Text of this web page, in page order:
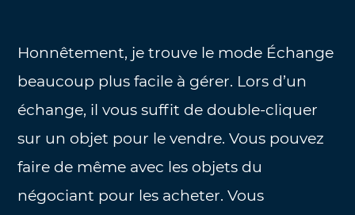
Honnêtement, je trouve le mode Échange
beaucoup plus facile à gérer. Lors d’un
échange, il vous suffit de double-cliquer
sur un objet pour le vendre. Vous pouvez
faire de même avec les objets du
négociant pour les acheter. Vous